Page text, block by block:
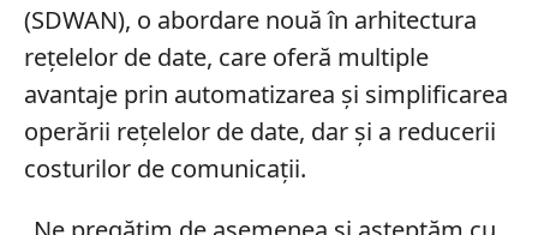
(SDWAN), o abordare nouă în arhitectura
rețelelor de date, care oferă multiple
avantaje prin automatizarea și simplificarea
operării rețelelor de date, dar și a reducerii
costurilor de comunicații.